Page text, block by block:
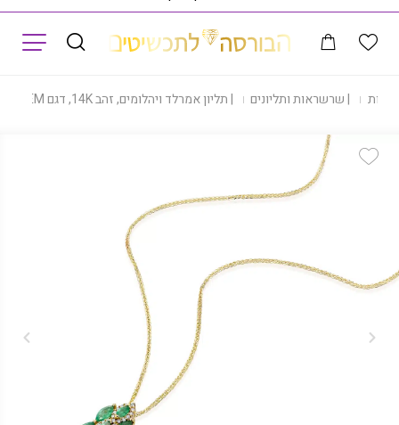
חנות |שרשראות ותליונים |תליון אמרלד ויהלומים, זהב 14K, דגם PDSPF24153EM
Add Wishlist